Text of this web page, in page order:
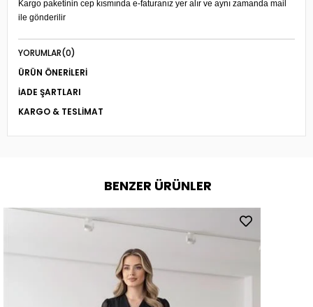
Kargo paketinin cep kısmında e-faturanız yer alır ve aynı zamanda mail
ile gönderilir
YORUMLAR(0)
ÜRÜN ÖNERILERI
İADE ŞARTLARI
KARGO & TESLIMAT
BENZER ÜRÜNLER